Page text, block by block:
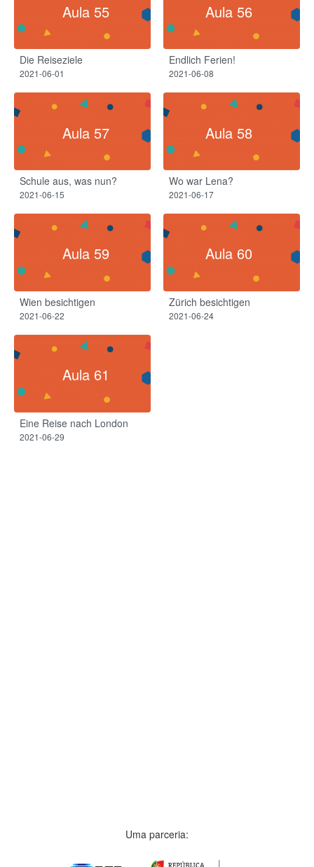
Aula 55
Die Reiseziele
2021-06-01
Aula 56
Endlich Ferien!
2021-06-08
Aula 57
Schule aus, was nun?
2021-06-15
Aula 58
Wo war Lena?
2021-06-17
Aula 59
Wien besichtigen
2021-06-22
Aula 60
Zürich besichtigen
2021-06-24
Aula 61
Eine Reise nach London
2021-06-29
Uma parceria: